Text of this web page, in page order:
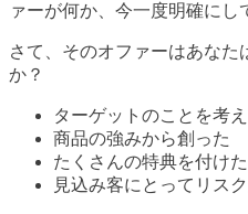
ァーが何か、今一度明確にし
さて、そのオファーはあなた
か？
ターゲットのことを考
商品の強みから創った
たくさんの特典を付けた
見込み客にとってリス